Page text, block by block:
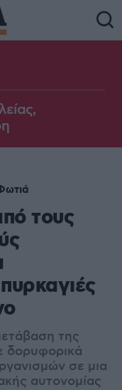
τους
της
δορυφορικά
σε μια
αυτονομίας